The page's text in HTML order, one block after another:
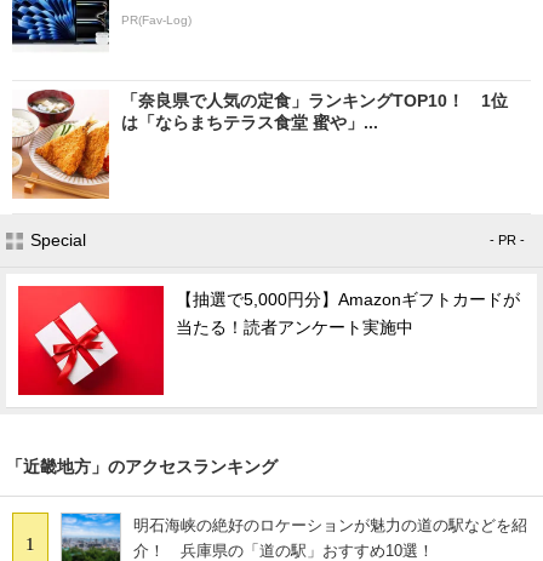
PR(Fav-Log)
「奈良県で人気の定食」ランキングTOP10！ 1位
は「ならまちテラス食堂 蜜や」...
Special - PR -
【抽選で5,000円分】Amazonギフトカードが
当たる！読者アンケート実施中
「近畿地方」のアクセスランキング
1
明石海峡の絶好のロケーションが魅力の道の駅などを紹
介！ 兵庫県の「道の駅」おすすめ10選！